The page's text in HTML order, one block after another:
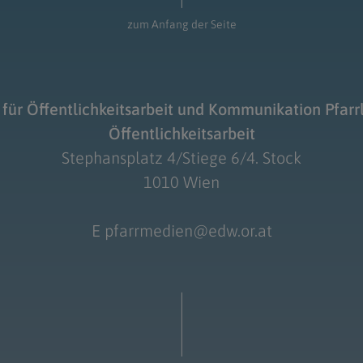
zum Anfang der Seite
Öffentlichkeitsarbeit und Kommunikation
Öffentlichkeitsarbeit
Stephansplatz 4/Stiege 6/4. Stock
1010 Wien
E pfarrmedien@edw.or.at